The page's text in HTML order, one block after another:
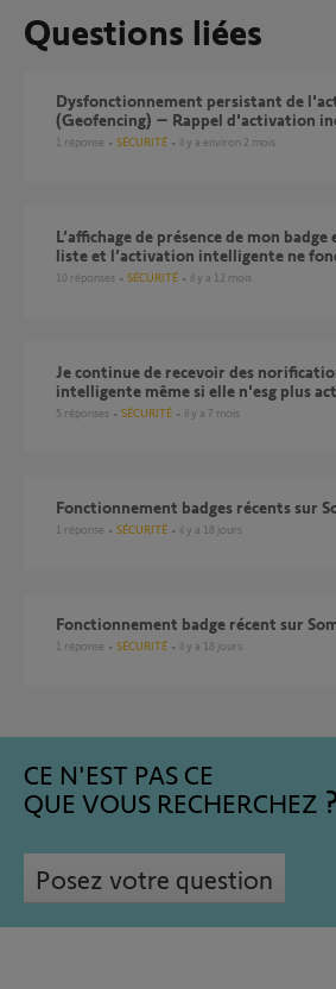
Questions liées
Dysfonctionnement persistant de l'activation intelligente
(Geofencing) – Rappel d'activation
1 réponse SÉCURITÉ il y a environ 2 mois
L’affichage de présence de mon badge est erronée dans la
liste et l’activation intelligente ne
10 réponses SÉCURITÉ il y a 12 mois
Je continue de recevoir des norification d'activation
intelligente même si elle n'esg plus
5 réponses SÉCURITÉ il y a 7 mois
Fonctionnement badges récents sur
1 réponse SÉCURITÉ il y a 18 jours
Fonctionnement badge récent sur
1 réponse SÉCURITÉ il y a 18 jours
CE N'EST PAS CE
QUE VOUS RECHERCHEZ
Posez votre question